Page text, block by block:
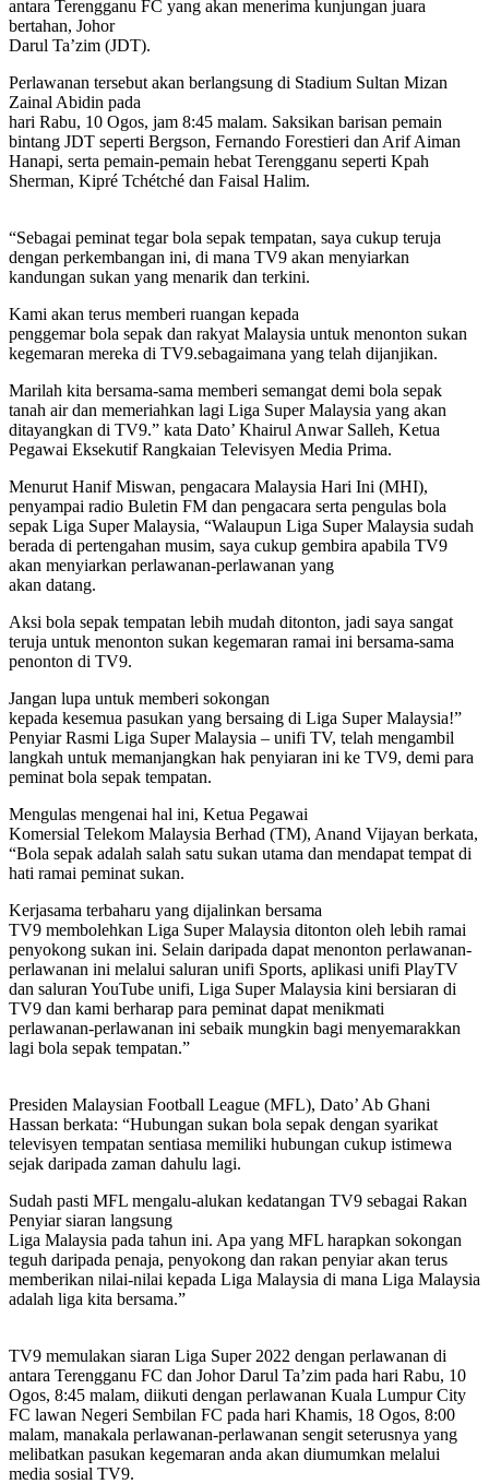
antara Terengganu FC yang akan menerima kunjungan juara
bertahan, Johor
Darul Ta’zim (JDT).
Perlawanan tersebut akan berlangsung di Stadium Sultan Mizan
Zainal Abidin pada
hari Rabu, 10 Ogos, jam 8:45 malam. Saksikan barisan pemain
bintang JDT seperti Bergson, Fernando Forestieri dan Arif Aiman
Hanapi, serta pemain-pemain hebat Terengganu seperti Kpah
Sherman, Kipré Tchétché dan Faisal Halim.
“Sebagai peminat tegar bola sepak tempatan, saya cukup teruja
dengan perkembangan ini, di mana TV9 akan menyiarkan
kandungan sukan yang menarik dan terkini.
Kami akan terus memberi ruangan kepada
penggemar bola sepak dan rakyat Malaysia untuk menonton sukan
kegemaran mereka di TV9.sebagaimana yang telah dijanjikan.
Marilah kita bersama-sama memberi semangat demi bola sepak
tanah air dan memeriahkan lagi Liga Super Malaysia yang akan
ditayangkan di TV9.” kata Dato’ Khairul Anwar Salleh, Ketua
Pegawai Eksekutif Rangkaian Televisyen Media Prima.
Menurut Hanif Miswan, pengacara Malaysia Hari Ini (MHI),
penyampai radio Buletin FM dan pengacara serta pengulas bola
sepak Liga Super Malaysia, “Walaupun Liga Super Malaysia sudah
berada di pertengahan musim, saya cukup gembira apabila TV9
akan menyiarkan perlawanan-perlawanan yang
akan datang.
Aksi bola sepak tempatan lebih mudah ditonton, jadi saya sangat
teruja untuk menonton sukan kegemaran ramai ini bersama-sama
penonton di TV9.
Jangan lupa untuk memberi sokongan
kepada kesemua pasukan yang bersaing di Liga Super Malaysia!”
Penyiar Rasmi Liga Super Malaysia – unifi TV, telah mengambil
langkah untuk memanjangkan hak penyiaran ini ke TV9, demi para
peminat bola sepak tempatan.
Mengulas mengenai hal ini, Ketua Pegawai
Komersial Telekom Malaysia Berhad (TM), Anand Vijayan berkata,
“Bola sepak adalah salah satu sukan utama dan mendapat tempat di
hati ramai peminat sukan.
Kerjasama terbaharu yang dijalinkan bersama
TV9 membolehkan Liga Super Malaysia ditonton oleh lebih ramai
penyokong sukan ini. Selain daripada dapat menonton perlawanan-
perlawanan ini melalui saluran unifi Sports, aplikasi unifi PlayTV
dan saluran YouTube unifi, Liga Super Malaysia kini bersiaran di
TV9 dan kami berharap para peminat dapat menikmati
perlawanan-perlawanan ini sebaik mungkin bagi menyemarakkan
lagi bola sepak tempatan.”
Presiden Malaysian Football League (MFL), Dato’ Ab Ghani
Hassan berkata: “Hubungan sukan bola sepak dengan syarikat
televisyen tempatan sentiasa memiliki hubungan cukup istimewa
sejak daripada zaman dahulu lagi.
Sudah pasti MFL mengalu-alukan kedatangan TV9 sebagai Rakan
Penyiar siaran langsung
Liga Malaysia pada tahun ini. Apa yang MFL harapkan sokongan
teguh daripada penaja, penyokong dan rakan penyiar akan terus
memberikan nilai-nilai kepada Liga Malaysia di mana Liga Malaysia
adalah liga kita bersama.”
TV9 memulakan siaran Liga Super 2022 dengan perlawanan di
antara Terengganu FC dan Johor Darul Ta’zim pada hari Rabu, 10
Ogos, 8:45 malam, diikuti dengan perlawanan Kuala Lumpur City
FC lawan Negeri Sembilan FC pada hari Khamis, 18 Ogos, 8:00
malam, manakala perlawanan-perlawanan sengit seterusnya yang
melibatkan pasukan kegemaran anda akan diumumkan melalui
media sosial TV9.